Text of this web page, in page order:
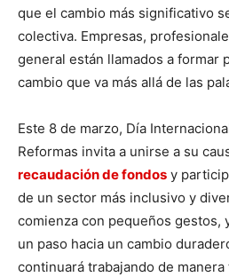
que el cambio más significativo
colectiva. Empresas,
general están llamados a formar
cambio que va más allá de las
Este 8 de marzo, Día
Reformas invita a unirse a su
recaudación de fondos y
de un sector más inclusivo y
comienza con pequeños gestos,
un paso hacia un cambio
continuará trabajando de